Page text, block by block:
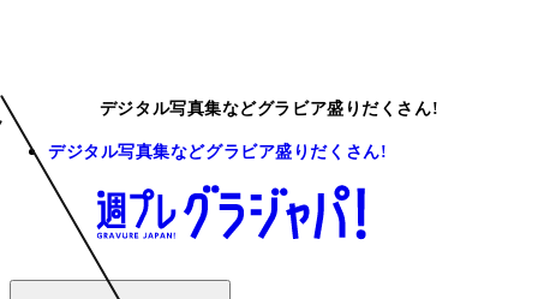
デジタル写真集などグラビア盛りだくさん!
デジタル写真集などグラビア盛りだくさん!